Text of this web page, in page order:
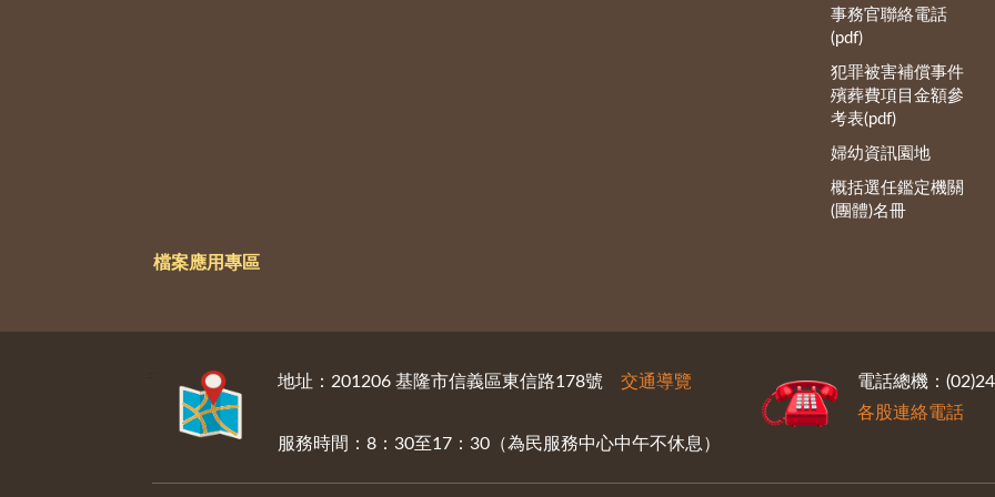
事務官聯絡電話
(pdf)
犯罪被害補償事件
殯葬費項目金額參
考表(pdf)
婦幼資訊園地
概括選任鑑定機關
(團體)名冊
檔案應用專區
地址：201206 基隆市信義區東信路178號 交通導覽
服務時間：8：30至17：30（為民服務中心中午不休息）
電話總機：
各股連絡電話